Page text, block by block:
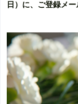
日）に、ご登録メ